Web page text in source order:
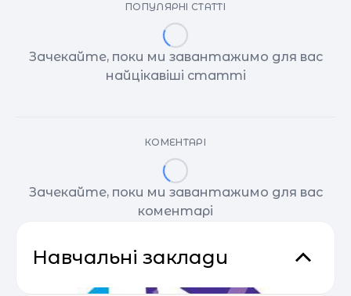
ПОПУЛЯРНІ СТАТТІ
Зачекайте, поки ми завантажимо для вас
найцікавіші статті
КОМЕНТАРІ
Зачекайте, поки ми завантажимо для вас
коментарі
Навчальні заклади